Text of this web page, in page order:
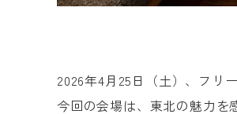
2026年4月25日（土）、フリ
今回の会場は、東北の魅力を